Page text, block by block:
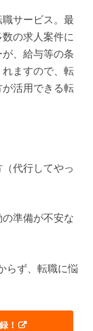
職サービス。最
の求人案件に
、給与等の条
ますので、転
活用できる転
代行してやっ
の準備が不安な
らず、転職に悩
！